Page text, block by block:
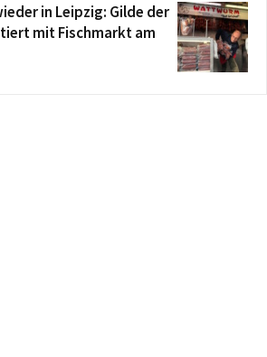
in Leipzig: Gilde der
mit Fischmarkt am